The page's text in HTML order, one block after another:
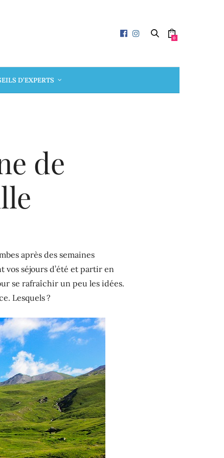
0
D’EXPERTS
de
après des semaines
vos séjours d’été et partir en
se rafraîchir un peu les idées.
Lesquels ?